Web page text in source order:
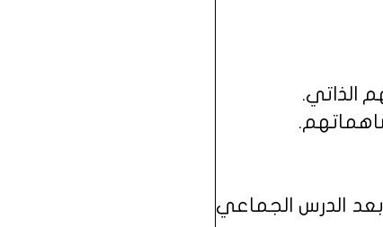
الذاتي.
الدرس الجماعي